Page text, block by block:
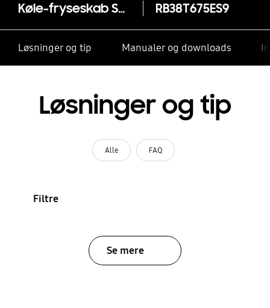
Køle-fryseskab Series 6 RB38T675ES9/EF med SpaceMax™ 203 cm RB38T675ES9
Løsninger og tip Manualer og downloads
Løsninger og tip
Alle FAQ
Filtre
Se mere